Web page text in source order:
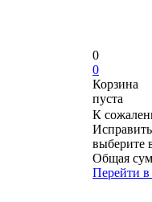
0
0
Корзина
пуста
К
выберите
Общая
Перейти в